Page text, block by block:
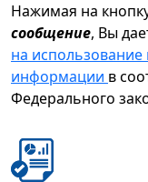
Нажимая на
сообщение, Вы
на
информации в
Федерального